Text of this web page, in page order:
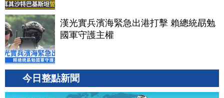
漢光實兵濱海緊急出港打擊 賴總統勗勉
國軍守護主權
今日整點新聞